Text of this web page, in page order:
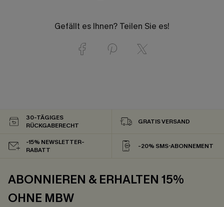
Gefällt es Ihnen? Teilen Sie es!
30-TÄGIGES
RÜCKGABERECHT
GRATIS VERSAND
-15% NEWSLETTER-
RABATT
-20% SMS-ABONNEMENT
ABONNIEREN & ERHALTEN 15%
OHNE MBW